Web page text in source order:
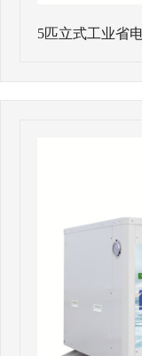
5匹立式工业省